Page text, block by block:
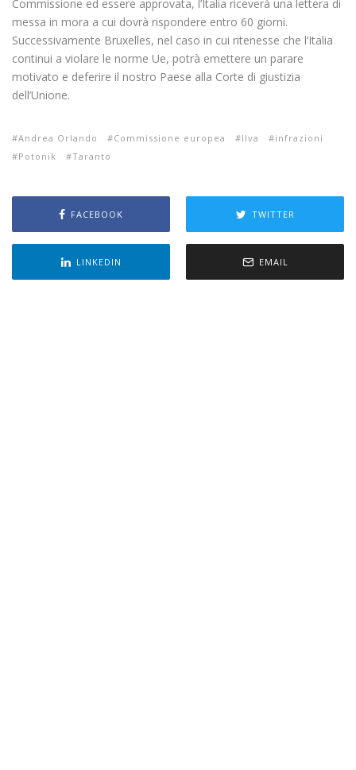
Commissione ed essere approvata, l’Italia riceverà una lettera di
messa in mora a cui dovrà rispondere entro 60 giorni.
Successivamente Bruxelles, nel caso in cui ritenesse che l’Italia
continui a violare le norme Ue, potrà emettere un parare
motivato e deferire il nostro Paese alla Corte di giustizia
dell’Unione.
Andrea Orlando Commissione europea Ilva
infrazioni
Potonik
Taranto
FACEBOOK TWITTER
LINKEDIN EMAIL